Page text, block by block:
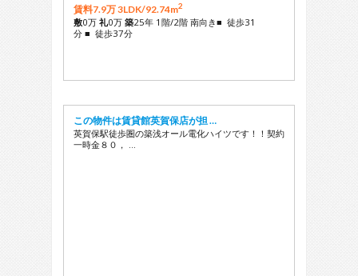
賃料7.9万 3LDK/92.74m2
敷0万 礼0万 築25年 1階/2階 南向き■ 徒歩31
分 ■ 徒歩37分
この物件は賃貸館英賀保店が担 …
英賀保駅徒歩圏の築浅オール電化ハイツです！！契約
一時金８０， …